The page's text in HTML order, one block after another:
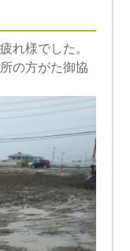
れ様でした。
の方がた御協